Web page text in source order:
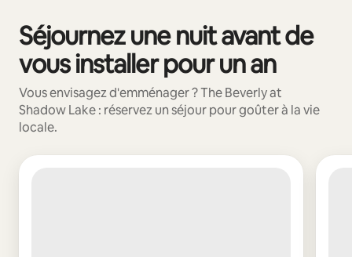
Séjournez une nuit avant de
vous installer pour un an
Vous envisagez d'emménager ? The Beverly at
Shadow Lake : réservez un séjour pour goûter à la vie
locale.
0 sur 0 élément visible